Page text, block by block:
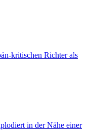
kritischen Richter als
in der Nähe einer